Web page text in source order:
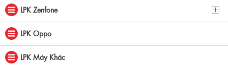
LPK Zenfone
LPK Oppo
LPK Máy Khác